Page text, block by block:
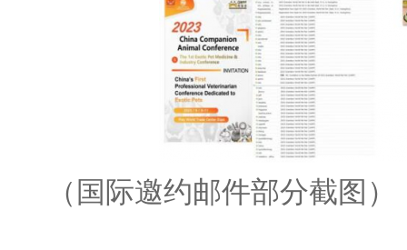
（国际邀约邮件部分截图）